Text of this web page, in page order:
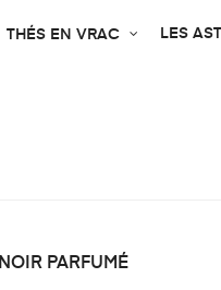
THÉS EN VRAC LES
NOIR PARFUMÉ